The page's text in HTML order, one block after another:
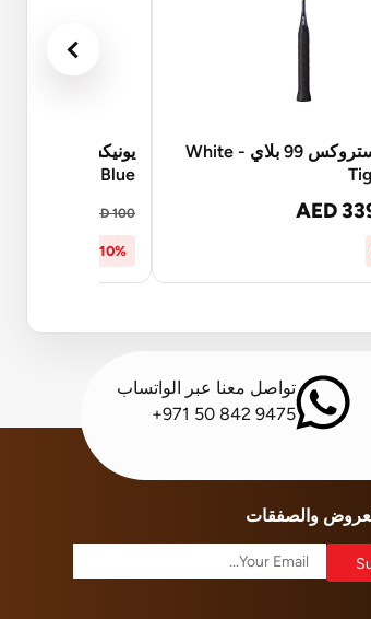
يونيكس أستروكس 99 بلاي - White
AED
Blue
AED 100
10% OFF
تواصل معنا عبر الواتساب
+971 50 842 9475
والصفقات